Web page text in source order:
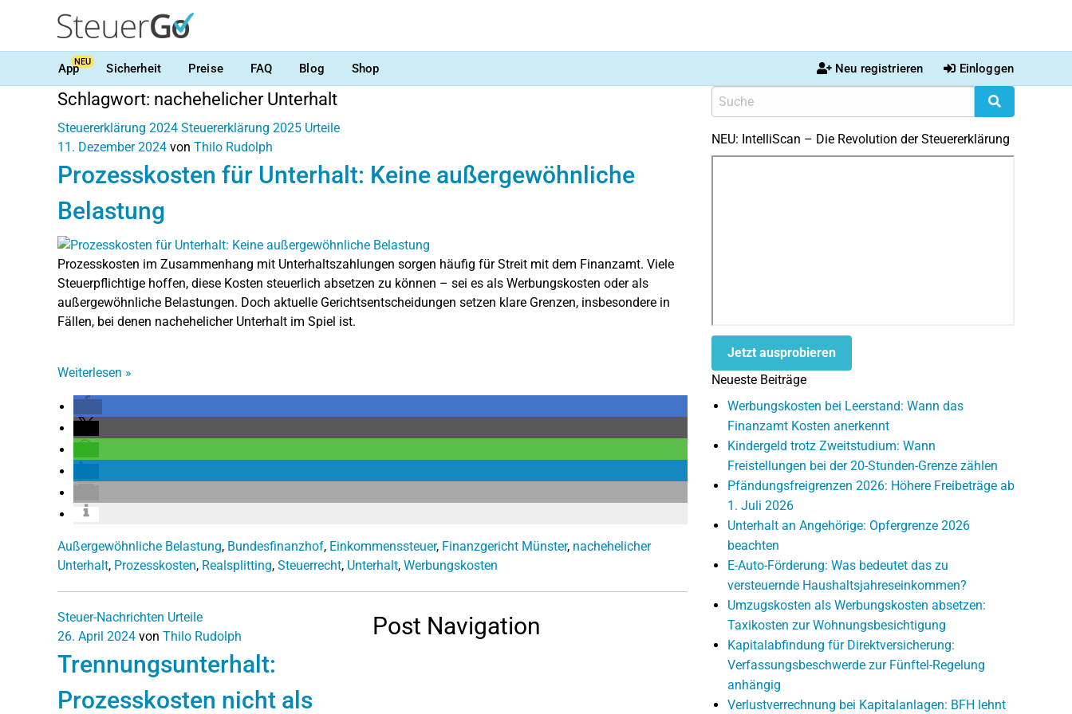
AppNEU Sicherheit Preise FAQ Blog Shop Neu registrieren Einloggen
Schlagwort: nachehelicher Unterhalt
Steuererklärung 2024 Steuererklärung 2025 Urteile
11. Dezember 2024 von Thilo Rudolph
Prozesskosten für Unterhalt: Keine außergewöhnliche
Belastung
Prozesskosten im Zusammenhang mit Unterhaltszahlungen sorgen häufig für Streit mit dem Finanzamt. Viele
Steuerpflichtige hoffen, diese Kosten steuerlich absetzen zu können – sei es als Werbungskosten oder als
außergewöhnliche Belastungen. Doch aktuelle Gerichtsentscheidungen setzen klare Grenzen, insbesondere in
Fällen, bei denen nachehelicher Unterhalt im Spiel ist.
Weiterlesen »
Außergewöhnliche Belastung, Bundesfinanzhof, Einkommenssteuer, Finanzgericht Münster, nachehelicher
Unterhalt, Prozesskosten, Realsplitting, Steuerrecht, Unterhalt, Werbungskosten
Steuer-Nachrichten Urteile
26. April 2024 von Thilo Rudolph
Trennungsunterhalt:
Prozesskosten nicht als
Post Navigation
NEU: IntelliScan – Die Revolution der Steuererklärung
Jetzt ausprobieren
Neueste Beiträge
Werbungskosten bei Leerstand: Wann das
Finanzamt Kosten anerkennt
Kindergeld trotz Zweitstudium: Wann
Freistellungen bei der 20-Stunden-Grenze zählen
Pfändungsfreigrenzen 2026: Höhere Freibeträge ab
1. Juli 2026
Unterhalt an Angehörige: Opfergrenze 2026
beachten
E-Auto-Förderung: Was bedeutet das zu
versteuernde Haushaltsjahreseinkommen?
Umzugskosten als Werbungskosten absetzen:
Taxikosten zur Wohnungsbesichtigung
Kapitalabfindung für Direktversicherung:
Verfassungsbeschwerde zur Fünftel-Regelung
anhängig
Verlustverrechnung bei Kapitalanlagen: BFH lehnt